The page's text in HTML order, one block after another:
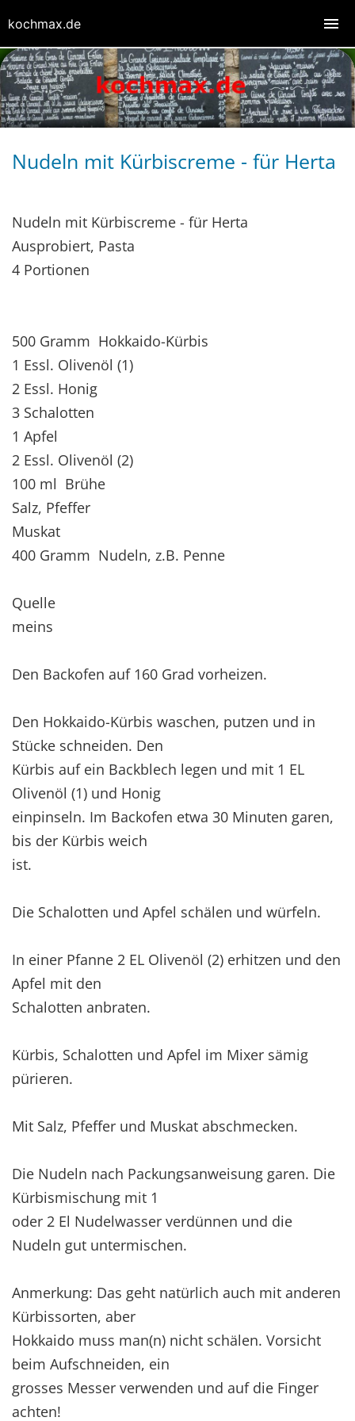
Nudeln mit Kürbiscreme - für Herta
Nudeln mit Kürbiscreme - für Herta
Ausprobiert, Pasta
4 Portionen
500 Gramm Hokkaido-Kürbis
1 Essl. Olivenöl (1)
2 Essl. Honig
3 Schalotten
1 Apfel
2 Essl. Olivenöl (2)
100 ml Brühe
Salz, Pfeffer
Muskat
400 Gramm Nudeln, z.B. Penne
Quelle
meins
Den Backofen auf 160 Grad vorheizen.
Den Hokkaido-Kürbis waschen, putzen und in
Stücke schneiden. Den
Kürbis auf ein Backblech legen und mit 1 EL
Olivenöl (1) und Honig
einpinseln. Im Backofen etwa 30 Minuten garen,
bis der Kürbis weich
ist.
Die Schalotten und Apfel schälen und würfeln.
In einer Pfanne 2 EL Olivenöl (2) erhitzen und den
Apfel mit den
Schalotten anbraten.
Kürbis, Schalotten und Apfel im Mixer sämig
pürieren.
Mit Salz, Pfeffer und Muskat abschmecken.
Die Nudeln nach Packungsanweisung garen. Die
Kürbismischung mit 1
oder 2 El Nudelwasser verdünnen und die
Nudeln gut untermischen.
Anmerkung: Das geht natürlich auch mit anderen
Kürbissorten, aber
Hokkaido muss man(n) nicht schälen. Vorsicht
beim Aufschneiden, ein
grosses Messer verwenden und auf die Finger
achten!
kochmax.de